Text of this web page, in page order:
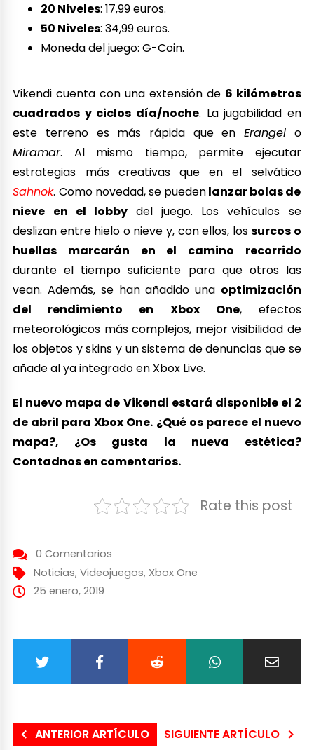
20 Niveles: 17,99 euros.
50 Niveles: 34,99 euros.
Moneda del juego: G-Coin.
Vikendi cuenta con una extensión de 6 kilómetros
cuadrados y ciclos día/noche. La jugabilidad en
este terreno es más rápida que en Erangelo
Miramar. Al mismo tiempo, permite ejecutar
estrategias más creativas que en el selvático
Sahnok. Como novedad, se puedenlanzar bolas de
nieve en el lobbydel juego. Los vehículos se
deslizan entre hielo o nieve y, con ellos, lossurcos o
huellas marcarán en el camino recorrido
durante el tiempo suficiente para que otros las
vean. Además, se han añadido una optimización
del rendimiento en Xbox One, efectos
meteorológicos más complejos, mejor visibilidad de
los objetos y skins y un sistema de denuncias que se
añade al ya integrado en Xbox Live.
El nuevo mapa de Vikendi estará disponible el 2
de abril para Xbox One. ¿Qué os parece el nuevo
mapa?, ¿Os gusta la nueva estética?
Contadnos en comentarios.
Rate this post
0 Comentarios
Noticias, Videojuegos, Xbox One
25 enero, 2019
ANTERIOR ARTÍCULO SIGUIENTE ARTÍCULO